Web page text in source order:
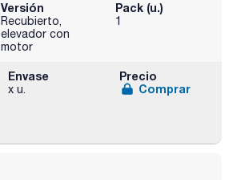
Versión
Recubierto,
elevador con
motor
Pack (u.)
1
Envase
x u.
Precio
Comprar